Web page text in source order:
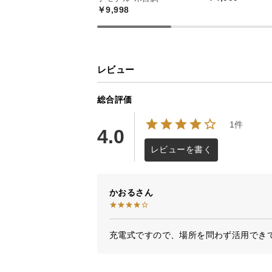
床が濡れにくい超
自然蒸発しやすい超微細ミストを放
く、快適にお使い頂けます。
￥9,998
レビュー
総合評価
4.0
1件
レビューを書く
かおる
充電式ですので、場所を問わず活用でき